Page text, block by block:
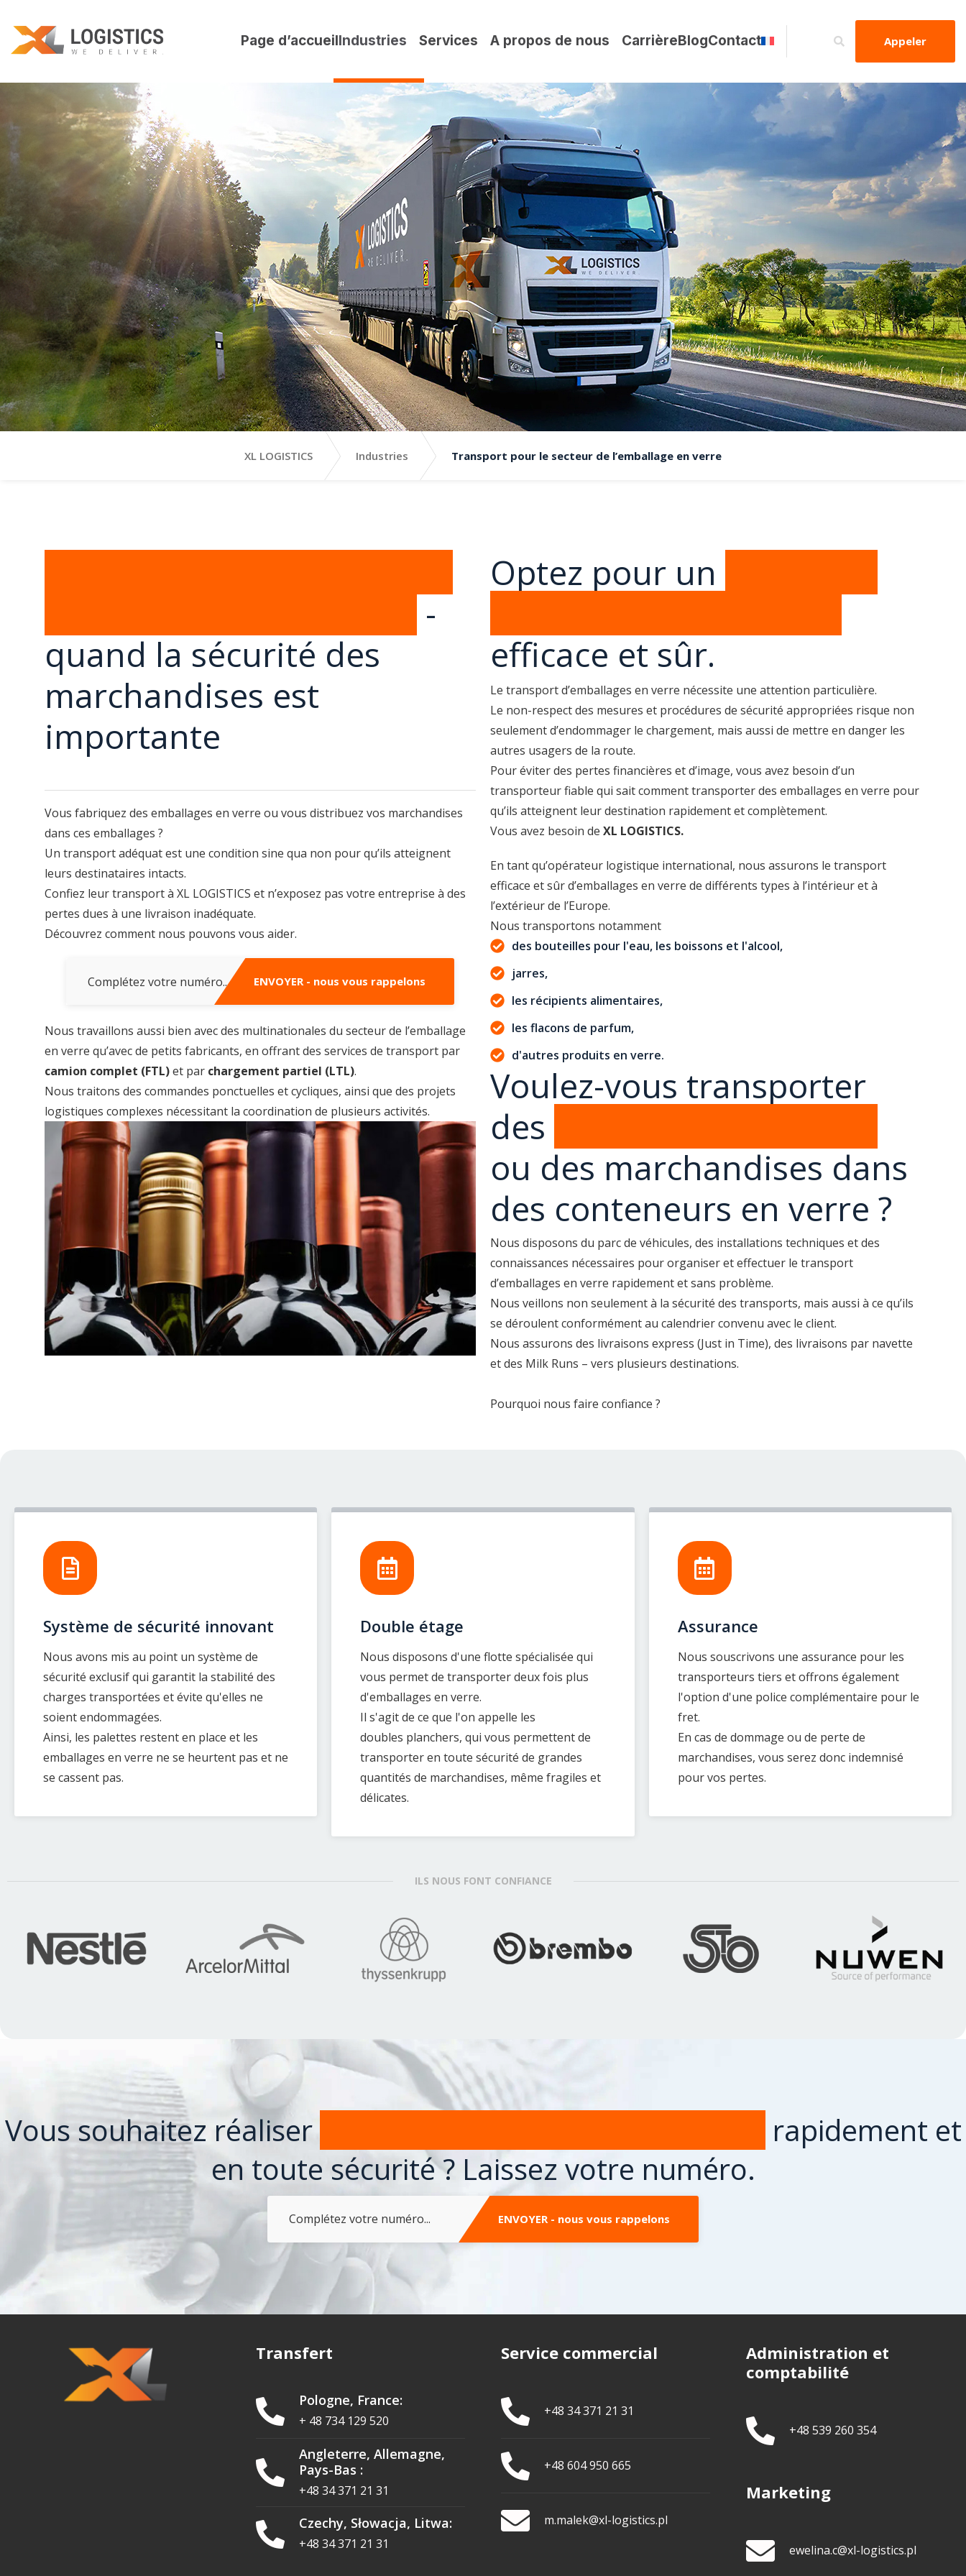
Page d’accueilIndustries Services A propos de nous CarrièreBlogContact Appeler
XL LOGISTICS Industries Transport pour le secteur de l’emballage en verre
-
quand la sécurité des
marchandises est
importante
Vous fabriquez des emballages en verre ou vous distribuez vos marchandises
dans ces emballages ?
Un transport adéquat est une condition sine qua non pour qu’ils atteignent
leurs destinataires intacts.
Confiez leur transport à XL LOGISTICS et n’exposez pas votre entreprise à des
pertes dues à une livraison inadéquate.
Découvrez comment nous pouvons vous aider.
Nous travaillons aussi bien avec des multinationales du secteur de l’emballage
en verre qu’avec de petits fabricants, en offrant des services de transport par
camion complet (FTL)et par chargement partiel (LTL).
Nous traitons des commandes ponctuelles et cycliques, ainsi que des projets
logistiques complexes nécessitant la coordination de plusieurs activités.
Optez pour un
efficace et sûr.
Le transport d’emballages en verre nécessite une attention particulière.
Le non-respect des mesures et procédures de sécurité appropriées risque non
seulement d’endommager le chargement, mais aussi de mettre en danger les
autres usagers de la route.
Pour éviter des pertes financières et d’image, vous avez besoin d’un
transporteur fiable qui sait comment transporter des emballages en verre pour
qu’ils atteignent leur destination rapidement et complètement.
Vous avez besoin de XL LOGISTICS.
En tant qu’opérateur logistique international, nous assurons le transport
efficace et sûr d’emballages en verre de différents types à l’intérieur et à
l’extérieur de l’Europe.
Nous transportons notamment
des bouteilles pour l'eau, les boissons et l'alcool,
jarres,
les récipients alimentaires,
les flacons de parfum,
d'autres produits en verre.
Voulez-vous transporter
des
ou des marchandises dans
des conteneurs en verre ?
Nous disposons du parc de véhicules, des installations techniques et des
connaissances nécessaires pour organiser et effectuer le transport
d’emballages en verre rapidement et sans problème.
Nous veillons non seulement à la sécurité des transports, mais aussi à ce qu’ils
se déroulent conformément au calendrier convenu avec le client.
Nous assurons des livraisons express (Just in Time), des livraisons par navette
et des Milk Runs – vers plusieurs destinations.
Pourquoi nous faire confiance ?
Système de sécurité innovant
Nous avons mis au point un système de
sécurité exclusif qui garantit la stabilité des
charges transportées et évite qu'elles ne
soient endommagées.
Ainsi, les palettes restent en place et les
emballages en verre ne se heurtent pas et ne
se cassent pas.
Double étage
Nous disposons d'une flotte spécialisée qui
vous permet de transporter deux fois plus
d'emballages en verre.
Il s'agit de ce que l'on appelle les
doubles planchers, qui vous permettent de
transporter en toute sécurité de grandes
quantités de marchandises, même fragiles et
délicates.
Assurance
Nous souscrivons une assurance pour les
transporteurs tiers et offrons également
l'option d'une police complémentaire pour le
fret.
En cas de dommage ou de perte de
marchandises, vous serez donc indemnisé
pour vos pertes.
ILS NOUS FONT CONFIANCE
Vous souhaitez réaliser
rapidement et
en toute sécurité ? Laissez votre numéro.
Transfert
Pologne, France:
+ 48 734 129 520
Angleterre, Allemagne,
Pays-Bas :
+48 34 371 21 31
Czechy, Słowacja, Litwa:
+48 34 371 21 31
Service commercial
+48 34 371 21 31
+48 604 950 665
m.malek@xl-logistics.pl
Administration et
comptabilité
+48 539 260 354
Marketing
ewelina.c@xl-logistics.pl